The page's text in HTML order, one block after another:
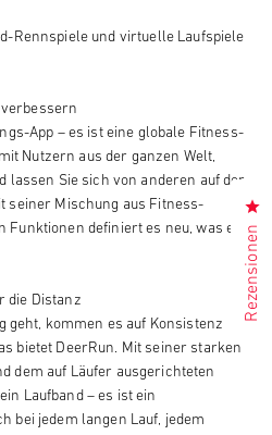
Rennspiele und virtuelle Laufspiele
App – es ist eine globale Fitness-
Nutzern aus der ganzen Welt,
lassen Sie sich von anderen auf der
seiner Mischung aus Fitness-
Funktionen definiert es neu, was ein
die Distanz
geht, kommen es auf Konsistenz
bietet DeerRun. Mit seiner starken
dem auf Läufer ausgerichteten
Laufband – es ist ein
bei jedem langen Lauf, jedem
Rezensionen